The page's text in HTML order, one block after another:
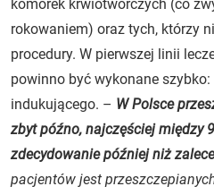
komórek krwiotwórczych (co
rokowaniem) oraz tych, którzy
procedury. W pierwszej linii
powinno być wykonane
indukującego. – W Polsce
zbyt późno, najczęściej między
zdecydowanie później niż
pacjentów jest